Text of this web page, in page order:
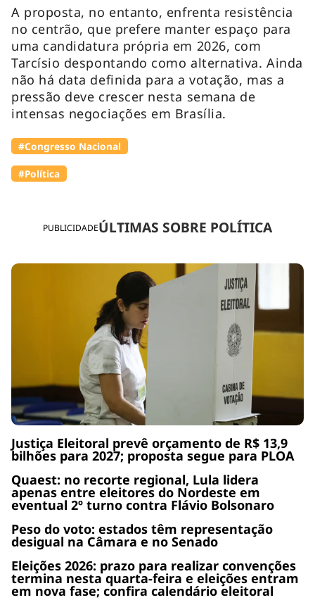
PUBLICIDADEÚLTIMAS SOBRE POLÍTICA
Justiça Eleitoral prevê orçamento de R$ 13,9
bilhões para 2027; proposta segue para PLOA
Quaest: no recorte regional, Lula lidera
apenas entre eleitores do Nordeste em
eventual 2º turno contra Flávio Bolsonaro
Peso do voto: estados têm representação
desigual na Câmara e no Senado
Eleições 2026: prazo para realizar convenções
termina nesta quarta-feira e eleições entram
em nova fase; confira calendário eleitoral
A proposta, no entanto, enfrenta resistência
no centrão, que prefere manter espaço para
uma candidatura própria em 2026, com
Tarcísio despontando como alternativa. Ainda
não há data definida para a votação, mas a
pressão deve crescer nesta semana de
intensas negociações em Brasília.
#Congresso Nacional
#Política